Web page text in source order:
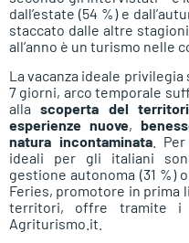
dall’estate (54 %) e
staccato dalle altre
all’anno è un turismo nelle
La vacanza ideale
7 giorni, arco temporale
allascoperta del
esperienze nuove,
natura incontaminata.
ideali per gli italiani
gestione autonoma (31 %)
Feries, promotore in prima
territori, offre tramite i
Agriturismo.it.